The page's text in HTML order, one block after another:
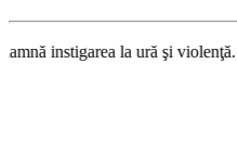
la ură şi violenţă. Dar, după